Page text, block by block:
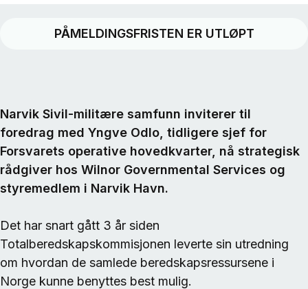
PÅMELDINGSFRISTEN ER UTLØPT
Narvik Sivil-militære samfunn inviterer til
foredrag med Yngve Odlo, tidligere sjef for
Forsvarets operative hovedkvarter, nå strategisk
rådgiver hos Wilnor Governmental Services og
styremedlem i Narvik Havn.
Det har snart gått 3 år siden
Totalberedskapskommisjonen leverte sin utredning
om hvordan de samlede beredskapsressursene i
Norge kunne benyttes best mulig.